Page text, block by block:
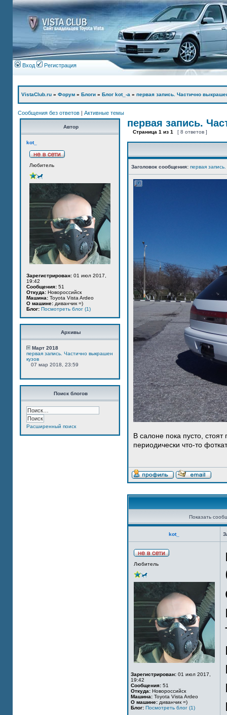
Вход Регистрация
VistaClub.ru » Форум » Блоги » Блог kot_-а » первая запись. Частично
Сообщения без ответов | Активные темы
Автор
kot_
Любитель
Зарегистрирован: 01 июл 2017,
19:42
Сообщения: 51
Откуда: Новороссийск
Машина: Toyota Vista Ardeo
О машине: диванчик =)
Блог: Посмотреть блог (1)
Архивы
Март 2018
первая запись. Частично выкрашен
кузов
07 мар 2018, 23:59
Поиск блогов
Расширенный поиск
первая запись.
Страница 1 из 1 [ 8 ответов ]
Заголовок сообщения: первая
В салоне пока пусто,
периодически что-то
Показать
kot_
Любитель
Зарегистрирован: 01 июл 2017,
19:42
Сообщения: 51
Откуда: Новороссийск
Машина: Toyota Vista Ardeo
О машине: диванчик =)
Блог: Посмотреть блог (1)